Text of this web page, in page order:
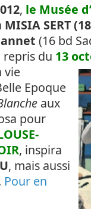
, le Musée
MISIA SERT
(16 bd
repris du 13
vie
Epoque
aux
pour
, inspira
, mais aussi
Pour en